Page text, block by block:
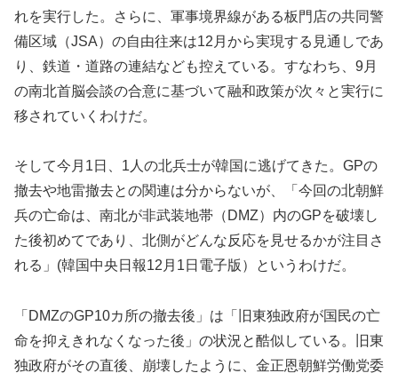
れを実行した。さらに、軍事境界線がある板門店の共同警
備区域（JSA）の自由往来は12月から実現する見通しであ
り、鉄道・道路の連結なども控えている。すなわち、9月
の南北首脳会談の合意に基づいて融和政策が次々と実行に
移されていくわけだ。
そして今月1日、1人の北兵士が韓国に逃げてきた。GPの
撤去や地雷撤去との関連は分からないが、「今回の北朝鮮
兵の亡命は、南北が非武装地帯（DMZ）内のGPを破壊し
た後初めてであり、北側がどんな反応を見せるかが注目さ
れる」(韓国中央日報12月1日電子版）というわけだ。
「DMZのGP10カ所の撤去後」は「旧東独政府が国民の亡
命を抑えきれなくなった後」の状況と酷似している。旧東
独政府がその直後、崩壊したように、金正恩朝鮮労働党委